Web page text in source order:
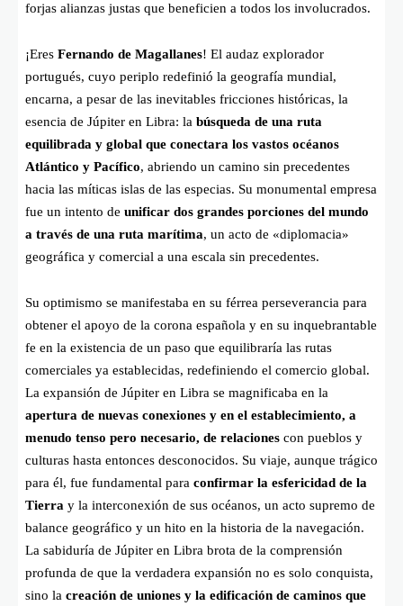
forjas alianzas justas que beneficien a todos los involucrados.
¡Eres Fernando de Magallanes! El audaz explorador
portugués, cuyo periplo redefinió la geografía mundial,
encarna, a pesar de las inevitables fricciones históricas, la
esencia de Júpiter en Libra: la búsqueda de una ruta
equilibrada y global que conectara los vastos océanos
Atlántico y Pacífico, abriendo un camino sin precedentes
hacia las míticas islas de las especias. Su monumental empresa
fue un intento de unificar dos grandes porciones del mundo
a través de una ruta marítima, un acto de «diplomacia»
geográfica y comercial a una escala sin precedentes.
Su optimismo se manifestaba en su férrea perseverancia para
obtener el apoyo de la corona española y en su inquebrantable
fe en la existencia de un paso que equilibraría las rutas
comerciales ya establecidas, redefiniendo el comercio global.
La expansión de Júpiter en Libra se magnificaba en la
apertura de nuevas conexiones y en el establecimiento, a
menudo tenso pero necesario, de relaciones con pueblos y
culturas hasta entonces desconocidos. Su viaje, aunque trágico
para él, fue fundamental para confirmar la esfericidad de la
Tierra y la interconexión de sus océanos, un acto supremo de
balance geográfico y un hito en la historia de la navegación.
La sabiduría de Júpiter en Libra brota de la comprensión
profunda de que la verdadera expansión no es solo conquista,
sino la creación de uniones y la edificación de caminos que